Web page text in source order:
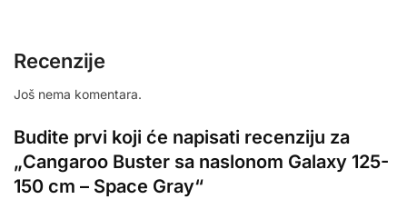
Recenzije
Još nema komentara.
Budite prvi koji će napisati recenziju za
„Cangaroo Buster sa naslonom Galaxy 125-
150 cm – Space Gray“